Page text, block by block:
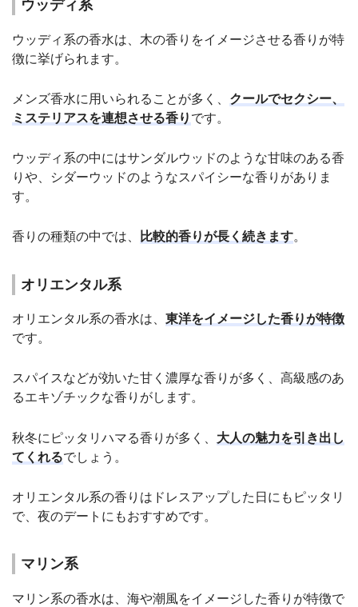
ウッディ系
ウッディ系の香水は、木の香りをイメージさせる香りが特
徴に挙げられます。
メンズ香水に用いられることが多く、 クールでセクシー、
ミステリアスを連想させる香り です。
ウッディ系の中にはサンダルウッドのような甘味のある香
りや、シダーウッドのようなスパイシーな香りがありま
す。
香りの種類の中では、 比較的香りが長く続きます。
オリエンタル系
オリエンタル系の香水は、 東洋をイメージした香りが特徴
です。
スパイスなどが効いた甘く濃厚な香りが多く、高級感のあ
るエキゾチックな香りがします。
秋冬にピッタリハマる香りが多く、 大人の魅力を引き出し
てくれるでしょう。
オリエンタル系の香りはドレスアップした日にもピッタリ
で、夜のデートにもおすすめです。
マリン系
マリン系の香水は、海や潮風をイメージした香りが特徴で